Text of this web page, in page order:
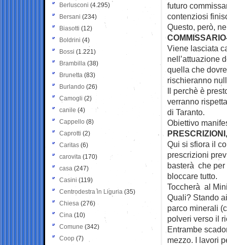
futuro
contenziosi
Questo, però,
Viene lasciata
nell’attuazione
quella che
rischieranno
Il perchè è
verranno
di Taranto.
Obiettivo
Qui si sfiora il
prescrizioni
basterà che per
bloccare tutto.
Toccherà al
Quali? Stando
parco minerali
polveri verso il
Entrambe
mezzo. I lavori
Berlusconi (4.295)
Bersani (234)
Biasotti (12)
Boldrini (4)
Bossi (1.221)
Brambilla (38)
Brunetta (83)
Burlando (26)
Camogli (2)
canile (4)
Cappello (8)
Caprotti (2)
Caritas (6)
carovita (170)
casa (247)
Casini (119)
Centrodestra in Liguria (35)
Chiesa (276)
Cina (10)
Comune (342)
Coop (7)